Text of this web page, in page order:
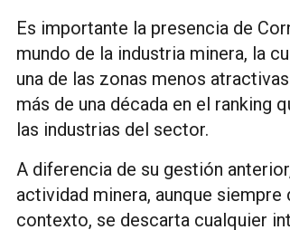
Es importante la presencia de
mundo de la industria minera, la
una de las zonas menos
más de una década en el ranking
las industrias del sector.
A diferencia de su gestión
actividad minera, aunque
contexto, se descarta cualquier